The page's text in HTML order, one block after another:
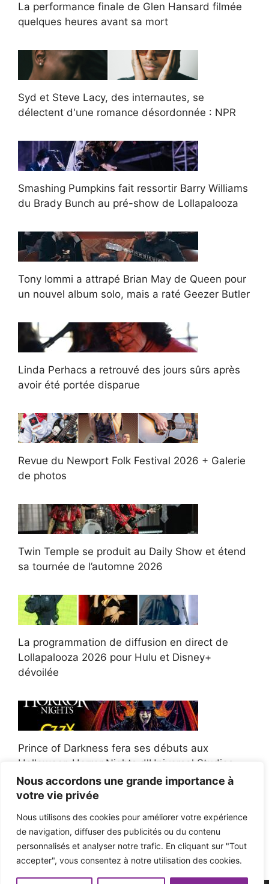
Nous accordons une grande importance à
votre vie privée
Nous utilisons des cookies pour améliorer votre expérience
de navigation, diffuser des publicités ou du contenu
personnalisés et analyser notre trafic. En cliquant sur "Tout
accepter", vous consentez à notre utilisation des cookies.
La performance finale de Glen Hansard filmée
quelques heures avant sa mort
Syd et Steve Lacy, des internautes, se
délectent d'une romance désordonnée : NPR
Smashing Pumpkins fait ressortir Barry Williams
du Brady Bunch au pré-show de Lollapalooza
Tony Iommi a attrapé Brian May de Queen pour
un nouvel album solo, mais a raté Geezer Butler
Linda Perhacs a retrouvé des jours sûrs après
avoir été portée disparue
Revue du Newport Folk Festival 2026 + Galerie
de photos
Twin Temple se produit au Daily Show et étend
sa tournée de l’automne 2026
La programmation de diffusion en direct de
Lollapalooza 2026 pour Hulu et Disney+
dévoilée
Prince of Darkness fera ses débuts aux
Halloween Horror Nights d'Universal Studios
Afroman poursuit un policier de l'Ohio après la
victoire du jury en diffamation